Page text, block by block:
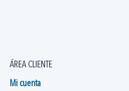
ÁREA CLIENTE
Mi cuenta